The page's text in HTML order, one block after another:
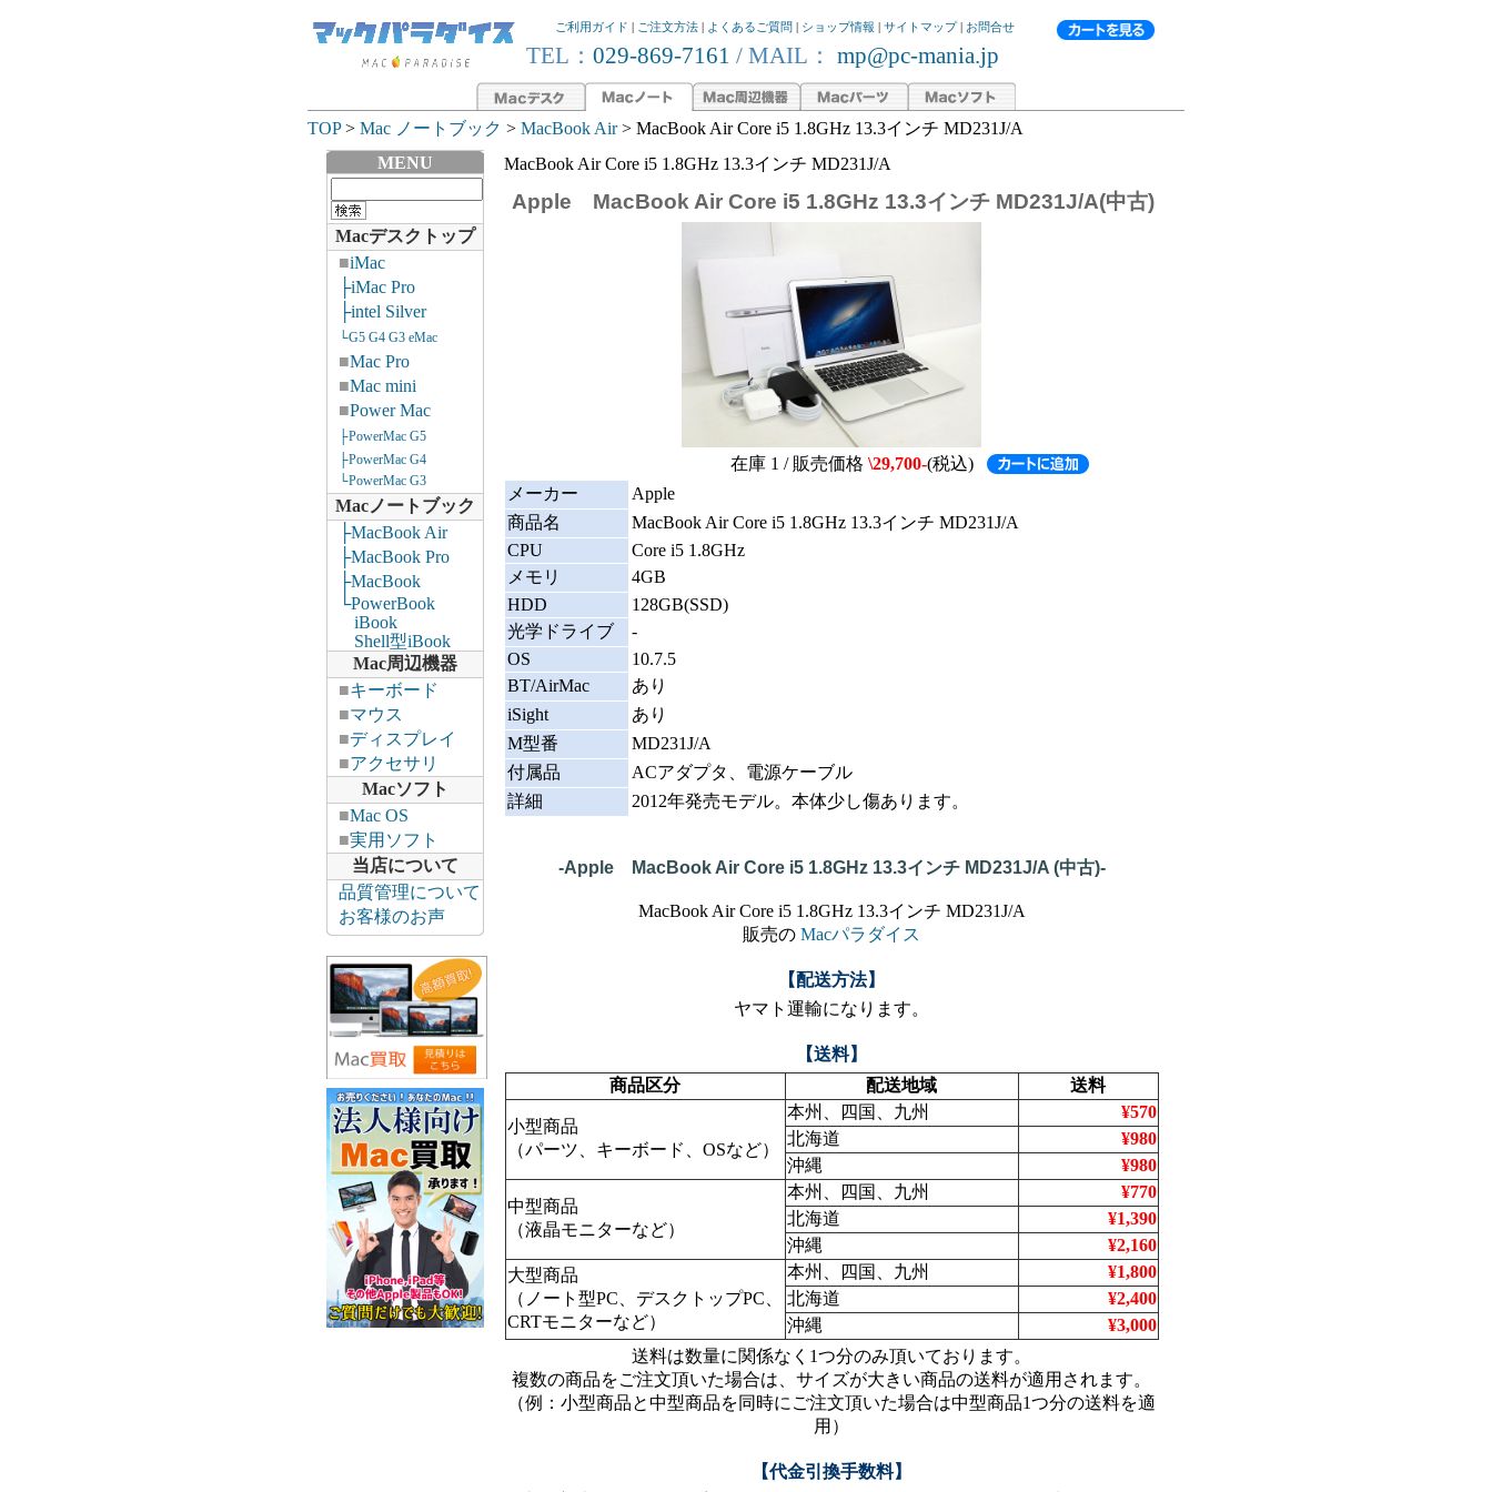
ご利用ガイド | ご注文方法| よくあるご質問 | ショップ情報 | サイトマップ| お問合せ
TEL： 029-869-7161 / MAIL： mp@pc-mania.jp
TOP> Mac ノートブック > MacBook Air> MacBook Air Core i5 1.8GHz 13.3インチ MD231J/A
MENU
Macデスクトップ
■iMac
├iMac Pro
├intel Silver
└G5 G4 G3 eMac
■Mac Pro
■Mac mini
■Power Mac
├PowerMac G5
├PowerMac G4
└PowerMac G3
Macノートブック
├MacBook Air
├MacBook Pro
├MacBook
└PowerBook
iBook
Shell型iBook
Mac周辺機器
■キーボード
■マウス
■ディスプレイ
■アクセサリ
Macソフト
■Mac OS
■実用ソフト
当店について
品質管理について
お客様のお声
MacBook Air Core i5 1.8GHz 13.3インチ MD231J/A
Apple MacBook Air Core i5 1.8GHz 13.3インチ MD231J/A(中古)
在庫 1 / 販売価格 \29,700-(税込)
メーカー
Apple
商品名
MacBook Air Core i5 1.8GHz 13.3インチ MD231J/A
CPU
Core i5 1.8GHz
メモリ
4GB
HDD
128GB(SSD)
光学ドライブ
-
OS
10.7.5
BT/AirMac
あり
iSight
あり
M型番
MD231J/A
付属品
ACアダプタ、電源ケーブル
詳細
2012年発売モデル。本体少し傷あります。
-Apple MacBook Air Core i5 1.8GHz 13.3インチ MD231J/A (中古)-
MacBook Air Core i5 1.8GHz 13.3インチ MD231J/A
販売の Macパラダイス
【配送方法】
ヤマト運輸になります。
【送料】
商品区分
配送地域 送料
小型商品
（パーツ、キーボード、OSなど）
本州、四国、九州
¥570
北海道
¥980
沖縄
¥980
中型商品
（液晶モニターなど）
本州、四国、九州
¥770
北海道
¥1,390
沖縄
¥2,160
大型商品
（ノート型PC、デスクトップPC、
CRTモニターなど）
本州、四国、九州
¥1,800
北海道
¥2,400
沖縄
¥3,000
送料は数量に関係なく1つ分のみ頂いております。
複数の商品をご注文頂いた場合は、サイズが大きい商品の送料が適用されます。
（例：小型商品と中型商品を同時にご注文頂いた場合は中型商品1つ分の送料を適
用）
【代金引換手数料】